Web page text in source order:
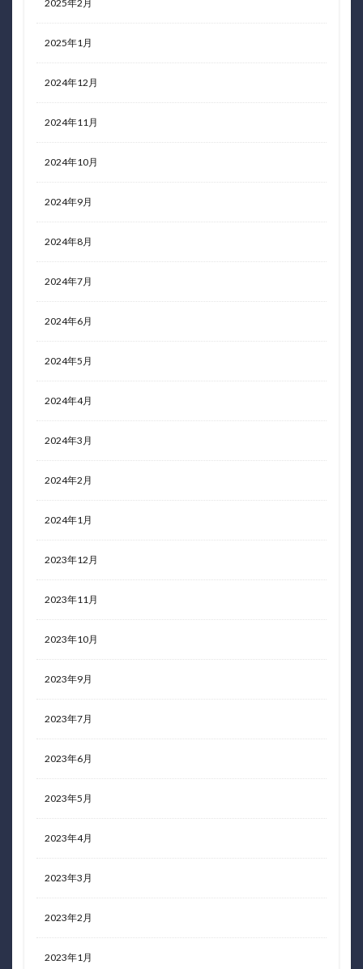
2025年2月
2025年1月
2024年12月
2024年11月
2024年10月
2024年9月
2024年8月
2024年7月
2024年6月
2024年5月
2024年4月
2024年3月
2024年2月
2024年1月
2023年12月
2023年11月
2023年10月
2023年9月
2023年7月
2023年6月
2023年5月
2023年4月
2023年3月
2023年2月
2023年1月